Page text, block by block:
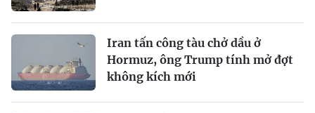
Iran tấn công tàu chở dầu ở
Hormuz, ông Trump tính mở đợt
không kích mới